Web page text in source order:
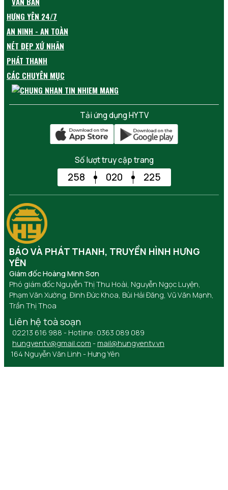
HƯNG YÊN 24/7
AN NINH - AN TOÀN
NÉT ĐẸP XỨ NHÃN
PHÁT THANH
CÁC CHUYÊN MỤC
Tải ứng dụng HYTV
Số lượt truy cập trang
258 020 225
BÁO VÀ PHÁT THANH, TRUYỀN HÌNH HƯNG
YÊN
Giám đốc Hoàng Minh Sơn
Phó giám đốc Nguyễn Thị Thu Hoài, Nguyễn Ngọc Luyện,
Phạm Văn Xướng, Đinh Đức Khoa, Bùi Hải Đăng, Vũ Văn Mạnh,
Trần Thị Thoa
Liên hệ toà soạn
02213 616 988 - Hotline: 0363 089 089
hungyentv@gmail.com - mail@hungyentv.vn
164 Nguyễn Văn Linh - Hưng Yên